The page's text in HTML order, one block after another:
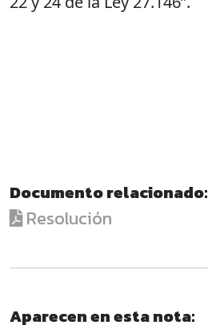
Documento relacionado:
Resolución
Aparecen en esta nota: